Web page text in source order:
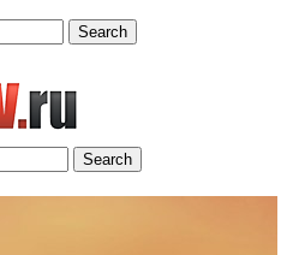
Search
Search